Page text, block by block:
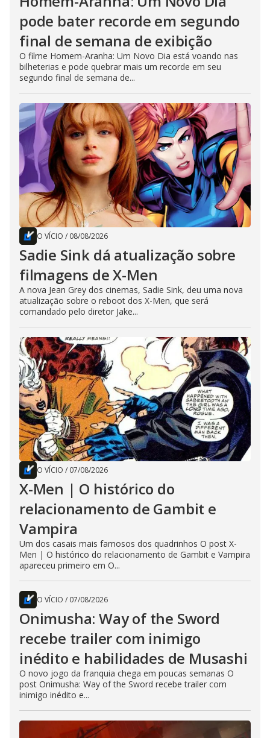
pode bater recorde em segundo
final de semana de exibição
O filme Homem-Aranha: Um Novo Dia está voando nas
bilheterias e pode quebrar mais um recorde em seu
segundo final de semana de...
O VÍCIO / 08/08/2026
Sadie Sink dá atualização sobre
filmagens de X-Men
A nova Jean Grey dos cinemas, Sadie Sink, deu uma nova
atualização sobre o reboot dos X-Men, que será
comandado pelo diretor Jake...
O VÍCIO / 07/08/2026
X-Men | O histórico do
relacionamento de Gambit e
Vampira
Um dos casais mais famosos dos quadrinhos O post X-
Men | O histórico do relacionamento de Gambit e Vampira
apareceu primeiro em O...
O VÍCIO / 07/08/2026
Onimusha: Way of the Sword
recebe trailer com inimigo
inédito e habilidades de Musashi
O novo jogo da franquia chega em poucas semanas O
post Onimusha: Way of the Sword recebe trailer com
inimigo inédito e...